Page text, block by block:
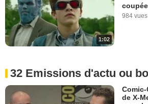
1:02
984 vues
32 Emissions d'actu ou
de X-